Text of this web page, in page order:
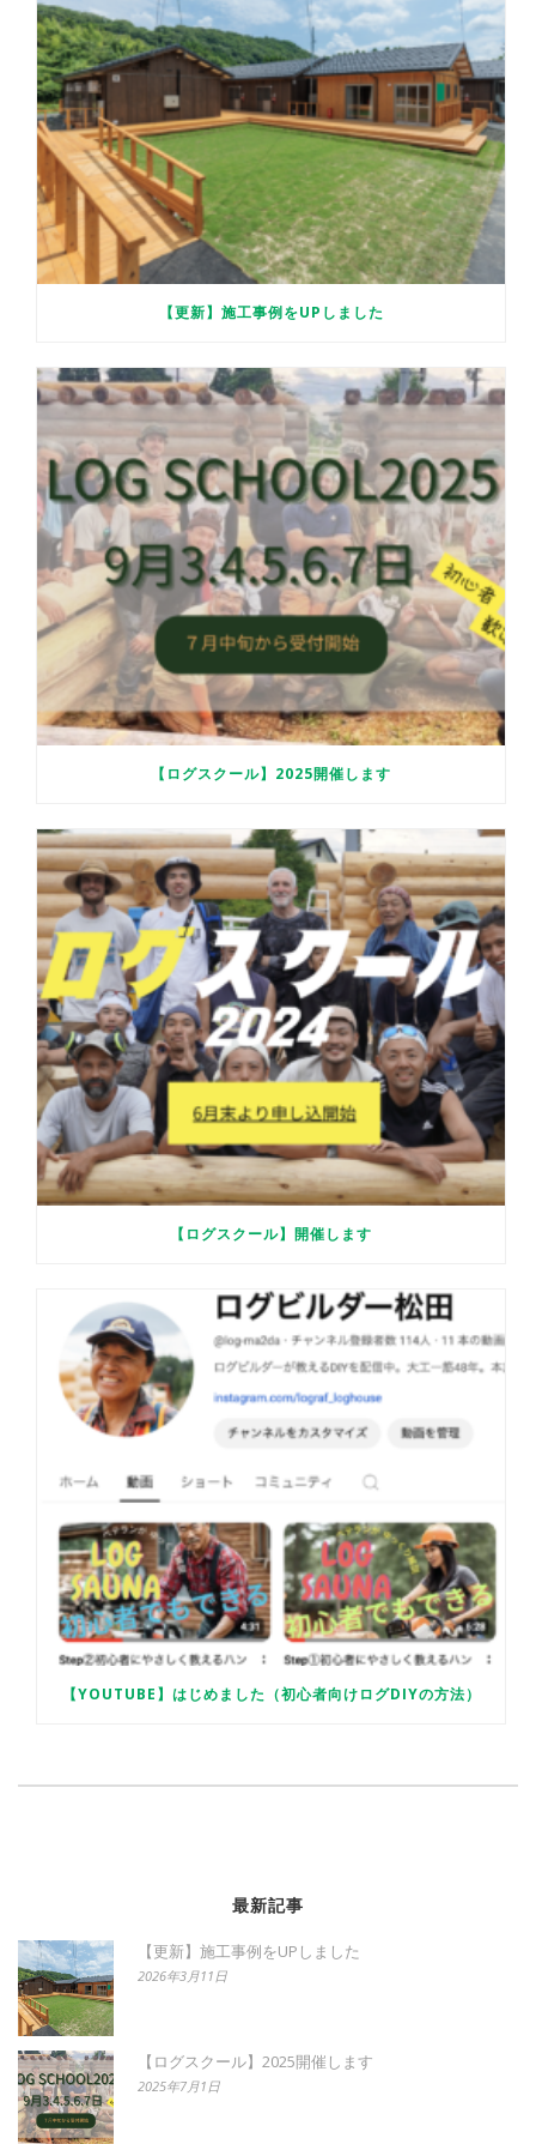
【更新】施工事例をUPしました
【ログスクール】2025開催します
【ログスクール】開催します
【YOUTUBE】はじめました（初心者向けログDIYの方法）
最新記事
【更新】施工事例をUPしました
2026年3月11日
【ログスクール】2025開催します
2025年7月1日